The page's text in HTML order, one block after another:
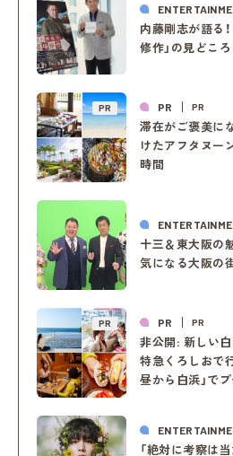
内藤剛志が語る
修作」の見どこ
PR PR PR
滞在がご褒美に
けたアフタヌー
時間
十三＆東大阪の
気になる大阪の
PR PR PR
非公開: 新しい白
特急くろしおで
昼から白浜」で
「絶対に考察は